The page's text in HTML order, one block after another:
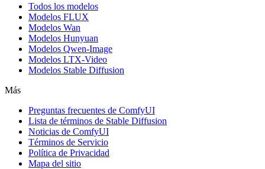
Todos los modelos
Modelos FLUX
Modelos Wan
Modelos Hunyuan
Modelos Qwen-Image
Modelos LTX-Video
Modelos Stable Diffusion
Más
Preguntas frecuentes de ComfyUI
Lista de términos de Stable Diffusion
Noticias de ComfyUI
Términos de Servicio
Política de Privacidad
Mapa del sitio